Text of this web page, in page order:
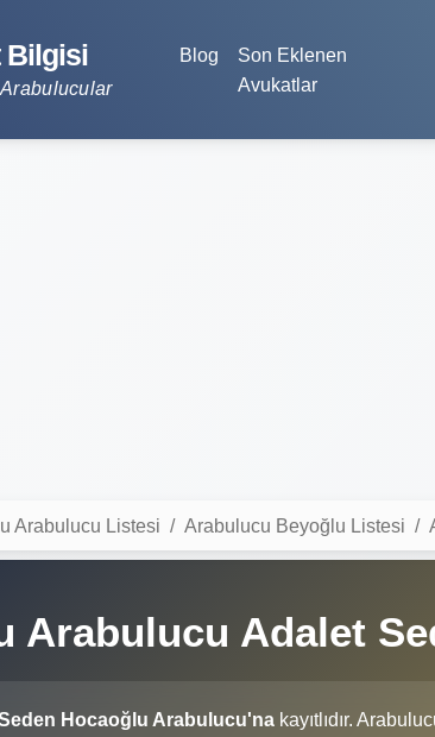
Bilgisi Blog
Son Eklenen
Avukatlar
Arabulucu Listesi Arabulucu Beyoğlu Listesi
Arabulucu Adalet
Hocaoğlu Arabulucu'na kayıtlıdır.